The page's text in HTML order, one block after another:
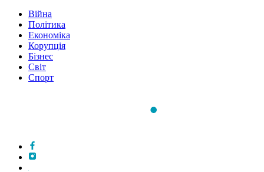
Війна
Політика
Економіка
Корупція
Бізнес
Світ
Спорт